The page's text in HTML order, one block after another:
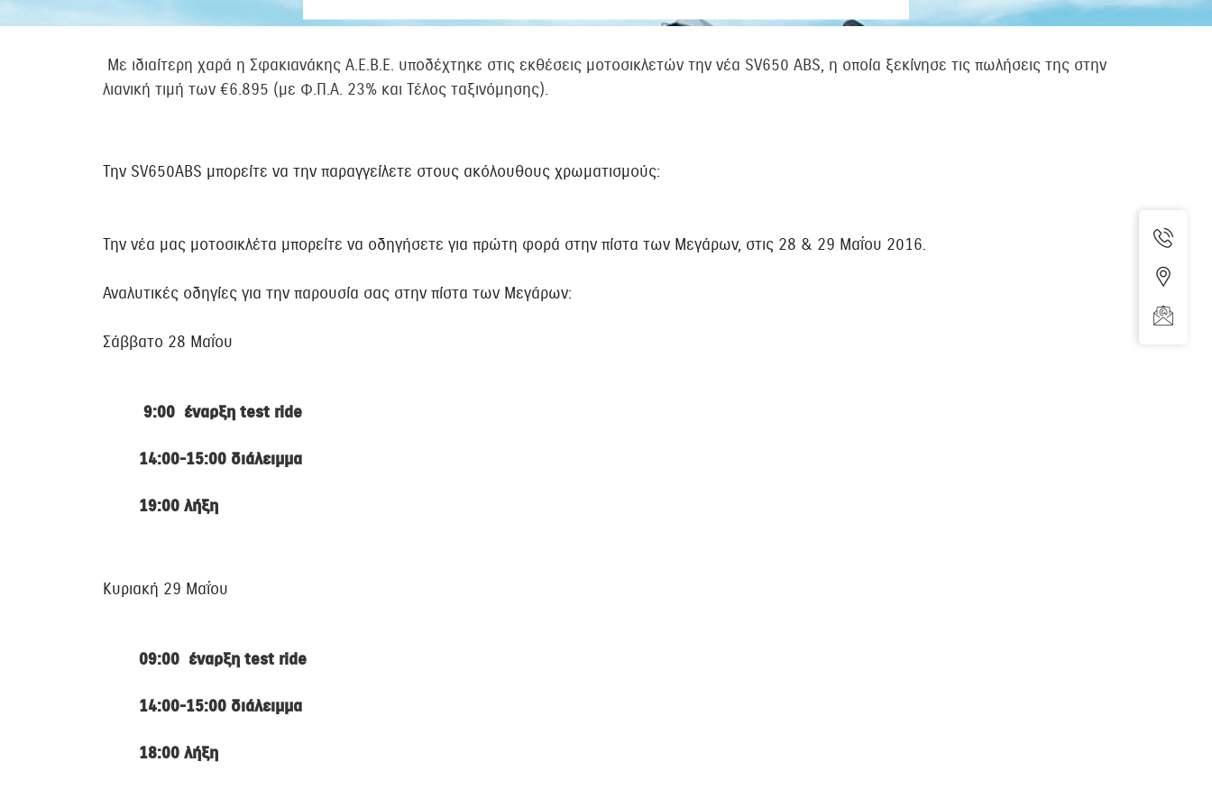
Με ιδιαίτερη χαρά η Σφακιανάκης Α.Ε.Β.Ε. υποδέχτηκε στις εκθέσεις μοτοσικλετών την νέα SV650 ABS, η οποία ξεκίνησε τις πωλήσεις της στην
λιανική τιμή των €6.895 (με Φ.Π.Α. 23% και Τέλος ταξινόμησης).
Την SV650ABS μπορείτε να την παραγγείλετε στους ακόλουθους χρωματισμούς:
Την νέα μας μοτοσικλέτα μπορείτε να οδηγήσετε για πρώτη φορά στην πίστα των Μεγάρων, στις 28 & 29 Μαΐου 2016.
Αναλυτικές οδηγίες για την παρουσία σας στην πίστα των Μεγάρων:
Σάββατο 28 Μαΐου
9:00 έναρξη test ride
14:00-15:00 διάλειμμα
19:00 λήξη
Κυριακή 29 Μαΐου
09:00 έναρξη test ride
14:00-15:00 διάλειμμα
18:00 λήξη